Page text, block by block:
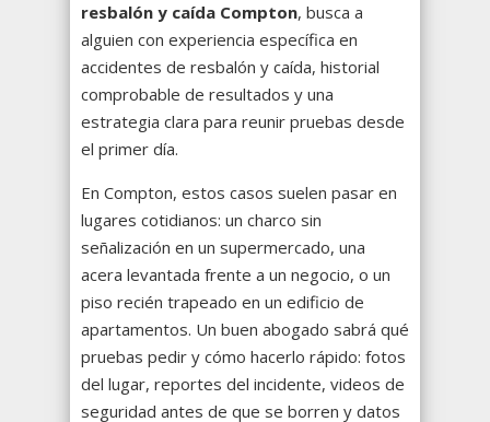
resbalón y caída Compton, busca a
alguien con experiencia específica en
accidentes de resbalón y caída, historial
comprobable de resultados y una
estrategia clara para reunir pruebas desde
el primer día.
En Compton, estos casos suelen pasar en
lugares cotidianos: un charco sin
señalización en un supermercado, una
acera levantada frente a un negocio, o un
piso recién trapeado en un edificio de
apartamentos. Un buen abogado sabrá qué
pruebas pedir y cómo hacerlo rápido: fotos
del lugar, reportes del incidente, videos de
seguridad antes de que se borren y datos